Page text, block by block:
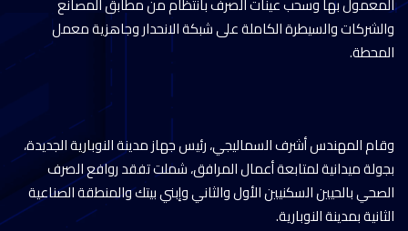
والشركات والسيطرة الكاملة على شبكة الانحدار وجاهزية معمل
المحطة.
وقام المهندس أشرف السماليجي، رئيس جهاز مدينة النوبارية الجديدة،
بجولة ميدانية لمتابعة أعمال المرافق، شملت تفقد روافع الصرف
الصحي بالحيين السكنيين الأول والثاني وإبني بيتك والمنطقة الصناعية
الثانية بمدينة النوبارية.